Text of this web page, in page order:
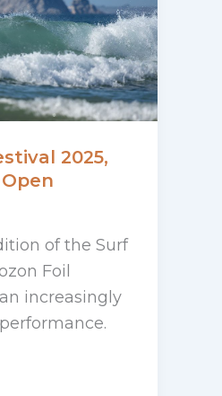
2025,
of the Surf
Foil
increasingly